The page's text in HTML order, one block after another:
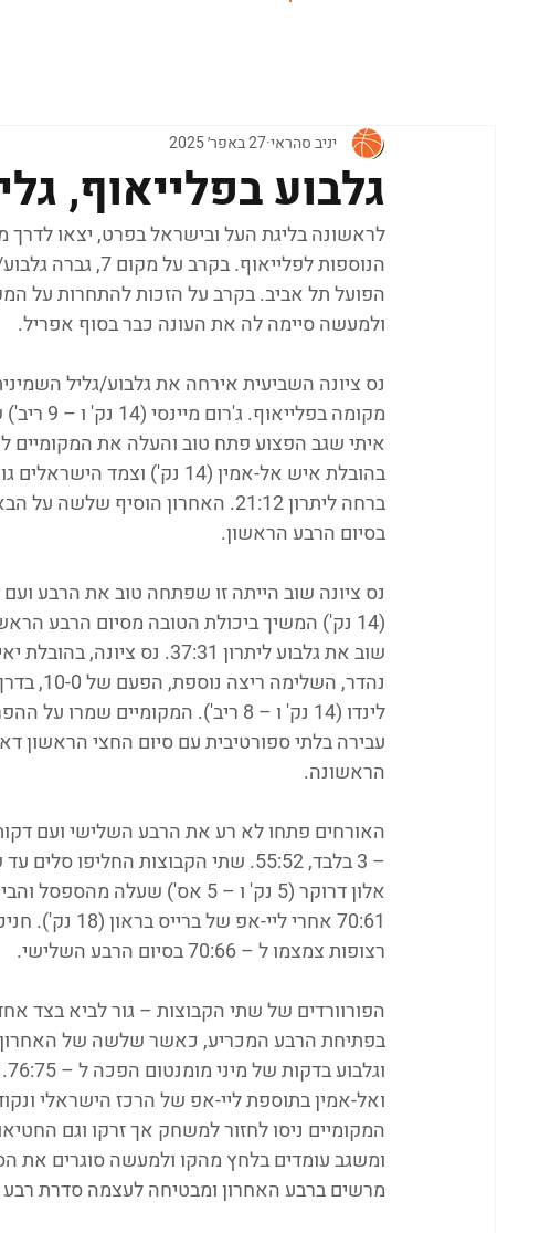
גלבוע בפלייאוף,
יניב סהראי 27 באפר׳ 2025
הנוספות
ולמעשה סיימה לה את העונה כבר בסוף אפריל.
נס ציונה השביעית אירחה את גלבוע/גליל
מקומה
בסיום הרבע הראשון.
(14 נק') המשיך ביכולת הטובה מסיום הרבע
הראשונה.
אלון דרוקר (5 נק' ו – 5 אס')
רצופות צמצמו ל – 70:66 בסיום הרבע השלישי.
הפורוורדים של שתי הקבוצות – גור לביא בצד
המקומיים ניסו לחזור למשחק אך זרקו וגם
מרשים ברבע האחרון ומבטיחה לעצמה סדרת רבע